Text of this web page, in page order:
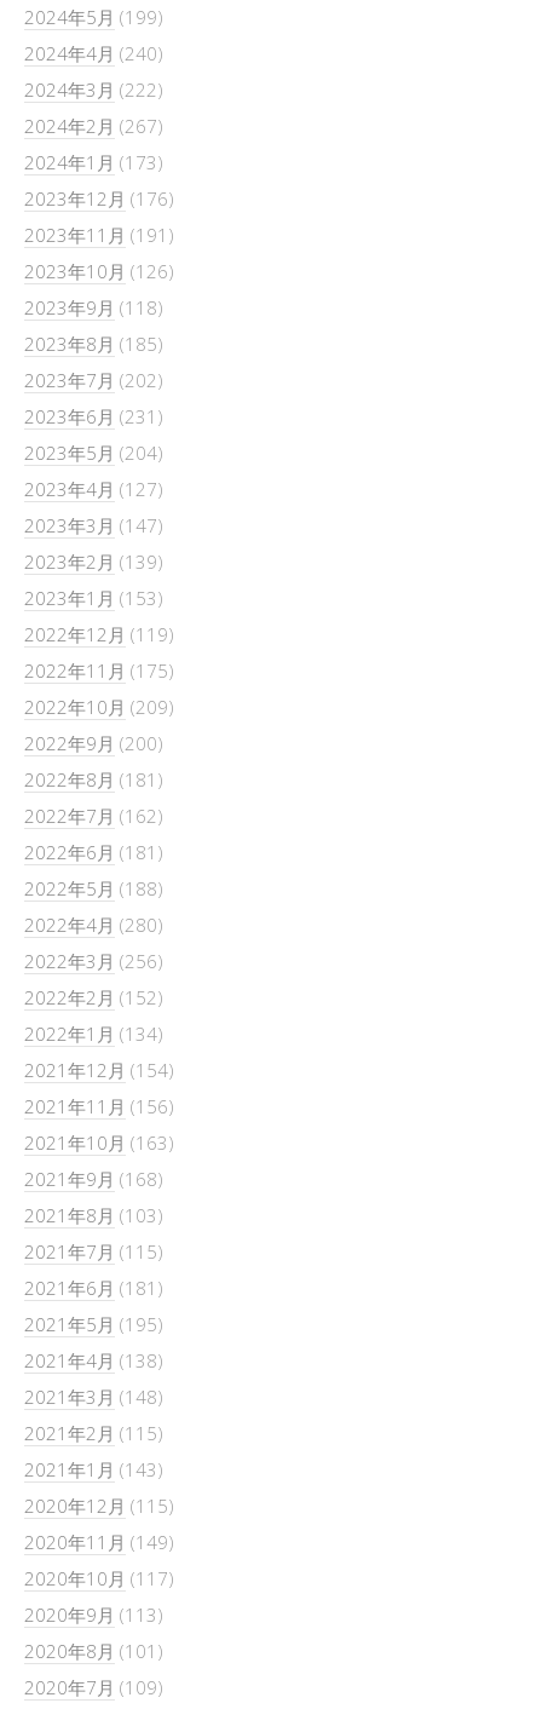
2024年5月 (199)
2024年4月 (240)
2024年3月 (222)
2024年2月 (267)
2024年1月 (173)
2023年12月 (176)
2023年11月 (191)
2023年10月 (126)
2023年9月 (118)
2023年8月 (185)
2023年7月 (202)
2023年6月 (231)
2023年5月 (204)
2023年4月 (127)
2023年3月 (147)
2023年2月 (139)
2023年1月 (153)
2022年12月 (119)
2022年11月 (175)
2022年10月 (209)
2022年9月 (200)
2022年8月 (181)
2022年7月 (162)
2022年6月 (181)
2022年5月 (188)
2022年4月 (280)
2022年3月 (256)
2022年2月 (152)
2022年1月 (134)
2021年12月 (154)
2021年11月 (156)
2021年10月 (163)
2021年9月 (168)
2021年8月 (103)
2021年7月 (115)
2021年6月 (181)
2021年5月 (195)
2021年4月 (138)
2021年3月 (148)
2021年2月 (115)
2021年1月 (143)
2020年12月 (115)
2020年11月 (149)
2020年10月 (117)
2020年9月 (113)
2020年8月 (101)
2020年7月 (109)